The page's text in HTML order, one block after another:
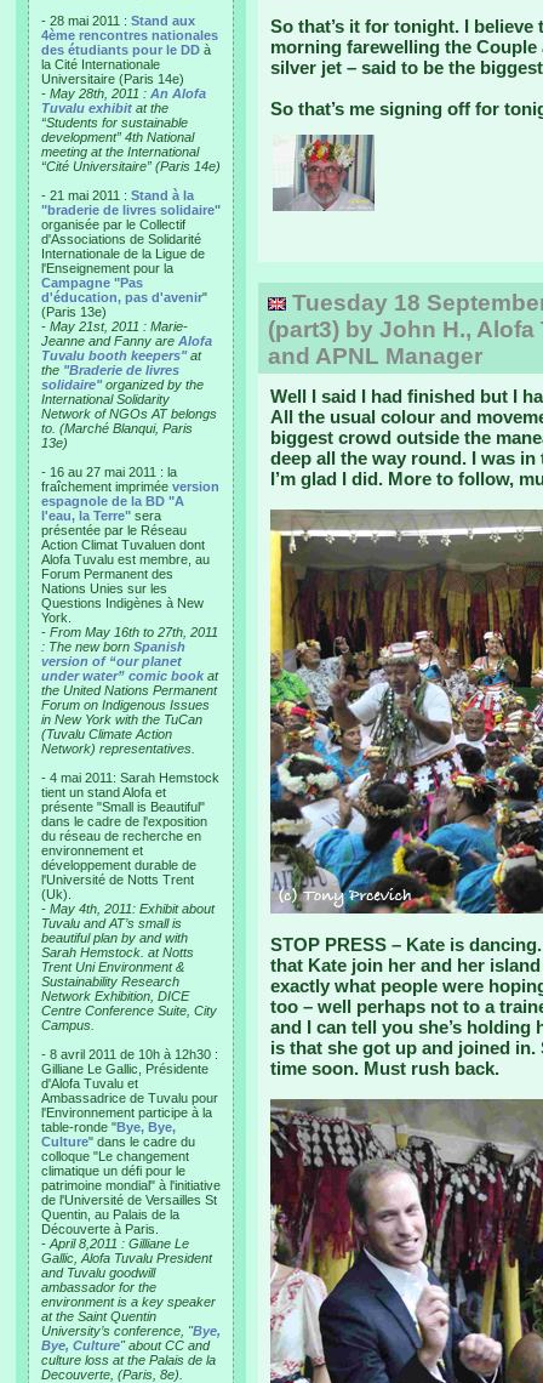
- 28 mai 2011 : Stand aux
4ème rencontres nationales
des étudiants pour le DD à
la Cité Internationale
Universitaire (Paris 14e)
- May 28th, 2011 : An Alofa
Tuvalu exhibit at the
“Students for sustainable
development” 4th National
meeting at the International
“Cité Universitaire” (Paris 14e)
- 21 mai 2011 : Stand à la
"braderie de livres solidaire"
organisée par le Collectif
d'Associations de Solidarité
Internationale de la Ligue de
l'Enseignement pour la
Campagne "Pas
d'éducation, pas d'avenir"
(Paris 13e)
- May 21st, 2011 : Marie-
Jeanne and Fanny are Alofa
Tuvalu booth keepers"at
the "Braderie de livres
solidaire"organized by the
International Solidarity
Network of NGOs AT belongs
to. (Marché Blanqui, Paris
13e)
- 16 au 27 mai 2011 : la
fraîchement imprimée version
espagnole de la BD "A
l'eau, la Terre" sera
présentée par le Réseau
Action Climat Tuvaluen dont
Alofa Tuvalu est membre, au
Forum Permanent des
Nations Unies sur les
Questions Indigènes à New
York.
- From May 16th to 27th, 2011
: The new born Spanish
version of “our planet
under water” comic book at
the United Nations Permanent
Forum on Indigenous Issues
in New York with the TuCan
(Tuvalu Climate Action
Network) representatives.
- 4 mai 2011: Sarah Hemstock
tient un stand Alofa et
présente "Small is Beautiful"
dans le cadre de l'exposition
du réseau de recherche en
environnement et
développement durable de
l'Université de Notts Trent
(Uk).
- May 4th, 2011: Exhibit about
Tuvalu and AT’s small is
beautiful plan by and with
Sarah Hemstock. at Notts
Trent Uni Environment &
Sustainability Research
Network Exhibition, DICE
Centre Conference Suite, City
Campus.
- 8 avril 2011 de 10h à 12h30 :
Gilliane Le Gallic, Présidente
d'Alofa Tuvalu et
Ambassadrice de Tuvalu pour
l'Environnement participe à la
table-ronde "Bye, Bye,
Culture" dans le cadre du
colloque "Le changement
climatique un défi pour le
patrimoine mondial" à l'initiative
de l'Université de Versailles St
Quentin, au Palais de la
Découverte à Paris.
- April 8,2011 : Gilliane Le
Gallic, Alofa Tuvalu President
and Tuvalu goodwill
ambassador for the
environment is a key speaker
at the Saint Quentin
University’s conference, "Bye,
Bye, Culture" about CC and
culture loss at the Palais de la
Decouverte, (Paris, 8e).
So that’s it for tonight. I
morning farewelling the Couple
silver jet – said to be the
So that’s me signing off for
Tuesday 18
(part3) by John H.,
and APNL Manager
Well I said I had finished but I
All the usual colour and
biggest crowd outside the
deep all the way round. I was
I’m glad I did. More to follow,
STOP PRESS – Kate is
that Kate join her and her
exactly what people were
too – well perhaps not to a
and I can tell you she’s
is that she got up and joined in.
time soon. Must rush back.